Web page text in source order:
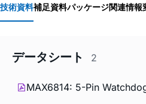
技術資料補足資料パッケージ関連情報
データシート 2
MAX6814: 5-Pin